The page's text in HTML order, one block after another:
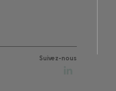
Suivez-nous